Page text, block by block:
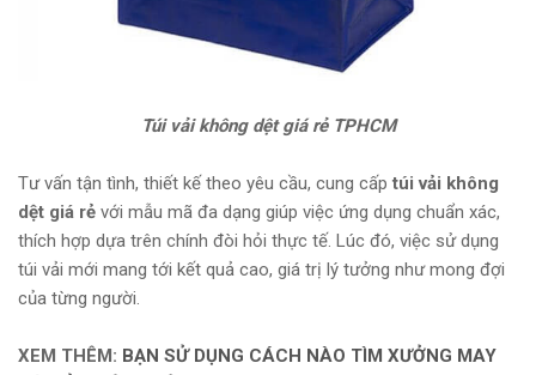
Túi vải không dệt giá rẻ TPHCM
Tư vấn tận tình, thiết kế theo yêu cầu, cung cấp túi vải không
dệt giá rẻ với mẫu mã đa dạng giúp việc ứng dụng chuẩn xác,
thích hợp dựa trên chính đòi hỏi thực tế. Lúc đó, việc sử dụng
túi vải mới mang tới kết quả cao, giá trị lý tưởng như mong đợi
của từng người.
XEM THÊM: BẠN SỬ DỤNG CÁCH NÀO TÌM XƯỞNG MAY